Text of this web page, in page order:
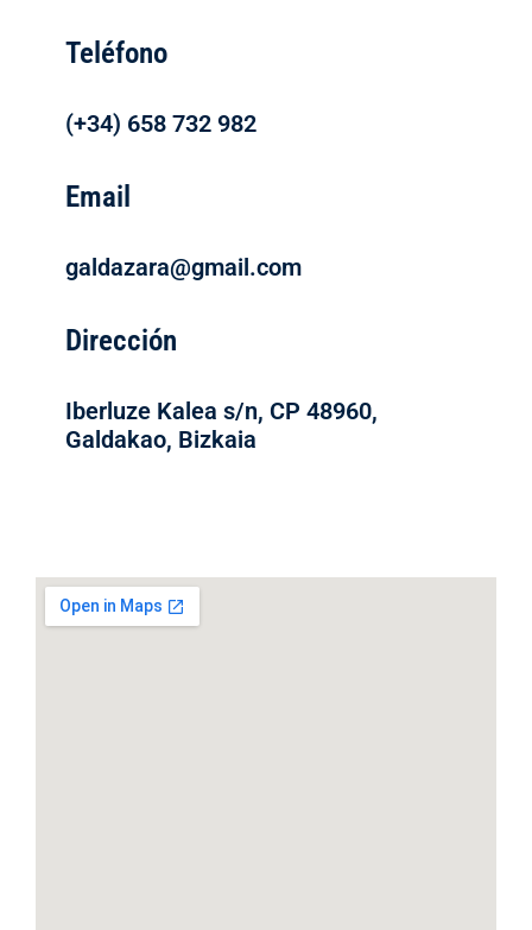
Teléfono
(+34) 658 732 982
Email
galdazara@gmail.com
Dirección
Iberluze Kalea s/n, CP 48960,
Galdakao, Bizkaia